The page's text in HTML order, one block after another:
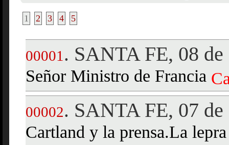
1 2 3 4 5
00001 . SANTA FE, 08
Señor Ministro de Francia
00002. SANTA FE, 07 de
Cartland y la prensa.La